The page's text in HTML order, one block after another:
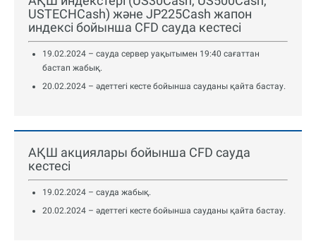
USTECHCash) және JP225Cash жапон
индексі бойынша CFD сауда кестесі
19.02.2024 – сауда сервер уақытымен 19:40 сағаттан
бастап жабық.
20.02.2024 – әдеттегі кесте бойынша сауданы қайта бастау.
АҚШ акциялары бойынша CFD сауда
кестесі
19.02.2024 – сауда жабық.
20.02.2024 – әдеттегі кесте бойынша сауданы қайта бастау.